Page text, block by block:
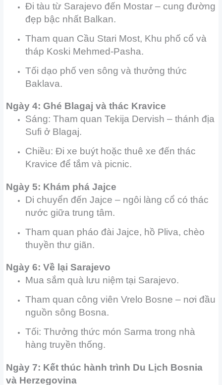
Đi tàu từ Sarajevo đến Mostar – cung đường
đẹp bậc nhất Balkan.
Tham quan Cầu Stari Most, Khu phố cổ và
tháp Koski Mehmed-Pasha.
Tối dạo phố ven sông và thưởng thức
Baklava.
Ngày 4: Ghé Blagaj và thác Kravice
Sáng: Tham quan Tekija Dervish – thánh địa
Sufi ở Blagaj.
Chiều: Đi xe buýt hoặc thuê xe đến thác
Kravice để tắm và picnic.
Ngày 5: Khám phá Jajce
Di chuyển đến Jajce – ngôi làng cổ có thác
nước giữa trung tâm.
Tham quan pháo đài Jajce, hồ Pliva, chèo
thuyền thư giãn.
Ngày 6: Về lại Sarajevo
Mua sắm quà lưu niệm tại Sarajevo.
Tham quan công viên Vrelo Bosne – nơi đầu
nguồn sông Bosna.
Tối: Thưởng thức món Sarma trong nhà
hàng truyền thống.
Ngày 7: Kết thúc hành trình Du Lịch Bosnia
và Herzegovina